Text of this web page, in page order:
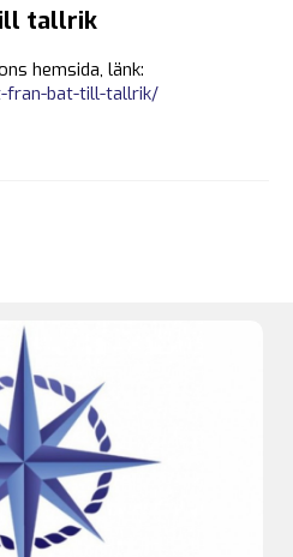
tallrik
hemsida, länk:
fran-bat-till-tallrik/